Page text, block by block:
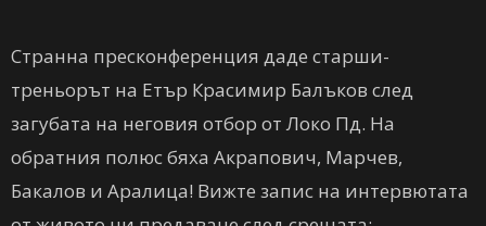
Странна пресконференция даде старши-
треньорът на Етър Красимир Балъков след
загубата на неговия отбор от Локо Пд. На
обратния полюс бяха Акрапович, Марчев,
Бакалов и Аралица! Вижте запис на интервютата